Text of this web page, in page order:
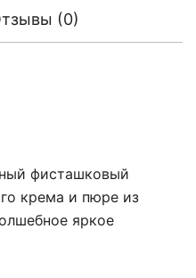
(0)
фисташковый
крема и пюре из
яркое